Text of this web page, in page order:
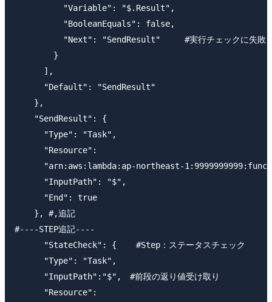
          "Variable": "$.Result",
          "BooleanEquals": false,
"Next": "SendResult"     #実行チェックに失敗し
        }
      ],
      "Default": "SendResult"
    },
    "SendResult": {
      "Type": "Task",
      "Resource":
"arn:aws:lambda:ap-northeast-
      "InputPath": "$",
      "End": true
    }, #,追記
#----STEP追記----
      "StateCheck": {    #Step：ステータスチェック
      "Type": "Task",
      "InputPath":"$",　#前段の返り値受け取り
      "Resource":